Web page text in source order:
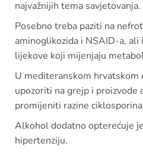
najvažnijih tema savjetovanja.
Posebno treba paziti na
aminoglikozida i NSAID-a,
lijekove koji mijenjaju
U mediteranskom hrvatskom
upozoriti na grejp i proizvode
promijeniti razine
Alkohol dodatno opterećuje
hipertenziju.